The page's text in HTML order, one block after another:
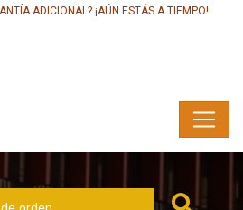
ADICIONAL? ¡AÚN ESTÁS A TIEMPO!